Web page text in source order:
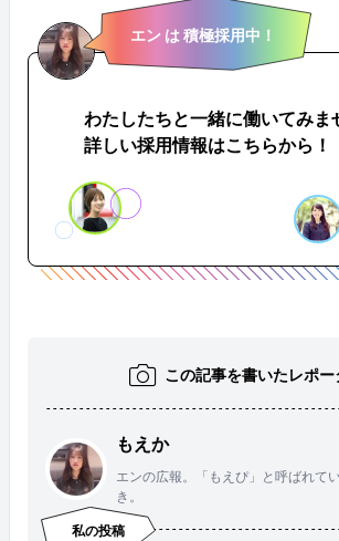
エン は 積極採用中！
わたしたちと一緒に働いてみま
詳しい採用情報はこちらから！
この記事を書いたレポー
もえか
エンの広報。「もえぴ」と呼ばれて
き。
私の投稿